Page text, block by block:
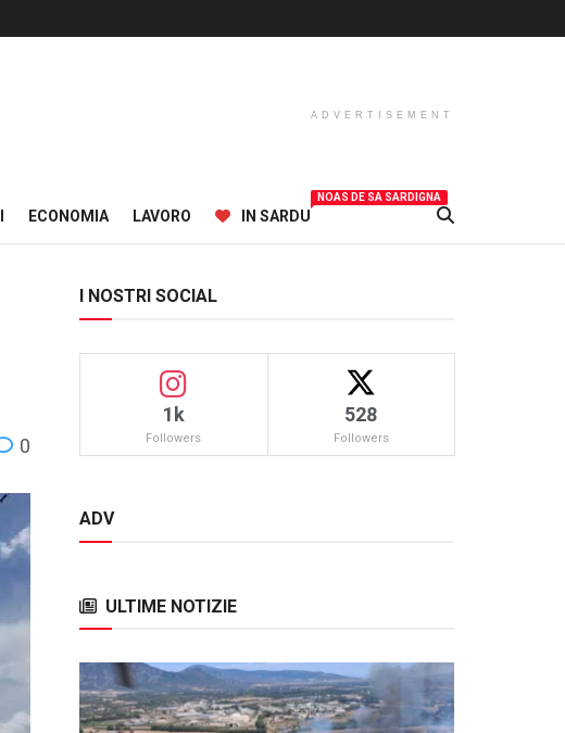
ADVERTISEMENT
ECONOMIA LAVORO IN SARDU
NOAS DE SA SARDIGNA
0
I NOSTRI SOCIAL
1k
Followers
528
Followers
ADV
ULTIME NOTIZIE